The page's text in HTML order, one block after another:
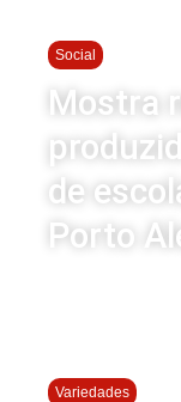
Social
Mostra
de
Porto
Variedades